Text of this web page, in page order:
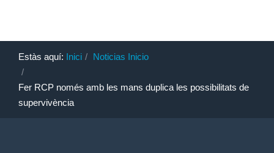
Estàs aquí: Inici Noticias Inicio
Fer RCP només amb les mans duplica les possibilitats de
supervivència